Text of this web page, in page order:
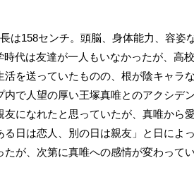
は158センチ。頭脳、身体能力、容姿
代は友達が一人もいなかったが、高
を送っていたものの、根が陰キャラ
で人望の厚い王塚真唯とのアクシデ
になれたと思っていたが、真唯から
日は恋人、別の日は親友」と日によ
が、次第に真唯への感情が変わってい